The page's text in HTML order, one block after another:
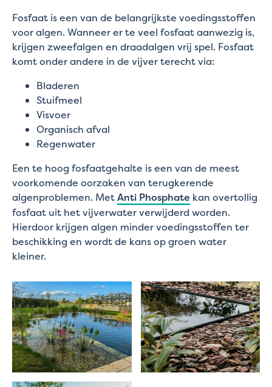
Fosfaat is een van de belangrijkste voedingsstoffen
voor algen. Wanneer er te veel fosfaat aanwezig is,
krijgen zweefalgen en draadalgen vrij spel. Fosfaat
komt onder andere in de vijver terecht via:
Bladeren
Stuifmeel
Visvoer
Organisch afval
Regenwater
Een te hoog fosfaatgehalte is een van de meest
voorkomende oorzaken van terugkerende
algenproblemen. MetAnti Phosphate kan overtollig
fosfaat uit het vijverwater verwijderd worden.
Hierdoor krijgen algen minder voedingsstoffen ter
beschikking en wordt de kans op groen water
kleiner.